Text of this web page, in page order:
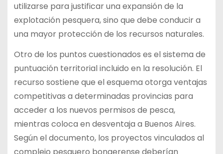
utilizarse para justificar una expansión de la
explotación pesquera, sino que debe conducir a
una mayor protección de los recursos naturales.
Otro de los puntos cuestionados es el sistema de
puntuación territorial incluido en la resolución. El
recurso sostiene que el esquema otorga ventajas
competitivas a determinadas provincias para
acceder a los nuevos permisos de pesca,
mientras coloca en desventaja a Buenos Aires.
Según el documento, los proyectos vinculados al